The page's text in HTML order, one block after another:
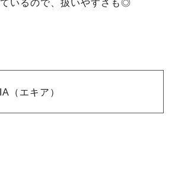
ているので、扱いやすさも◎
（エキア）